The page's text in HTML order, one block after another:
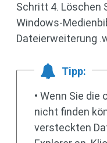
Schritt 4. Löschen
Windows-
Dateierweiterung
Tipp:
• Wenn Sie
nicht finden
versteckten